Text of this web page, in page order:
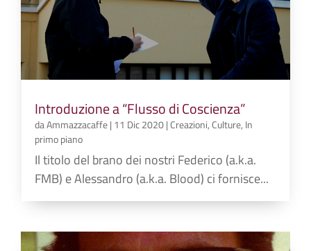
Introduzione a “Flusso di Coscienza”
daAmmazzacaffe| 11 Dic 2020|Creazioni,Culture, In
primo piano
Il titolo del brano dei nostri Federico (a.k.a.
FMB) e Alessandro (a.k.a. Blood) ci fornisce...